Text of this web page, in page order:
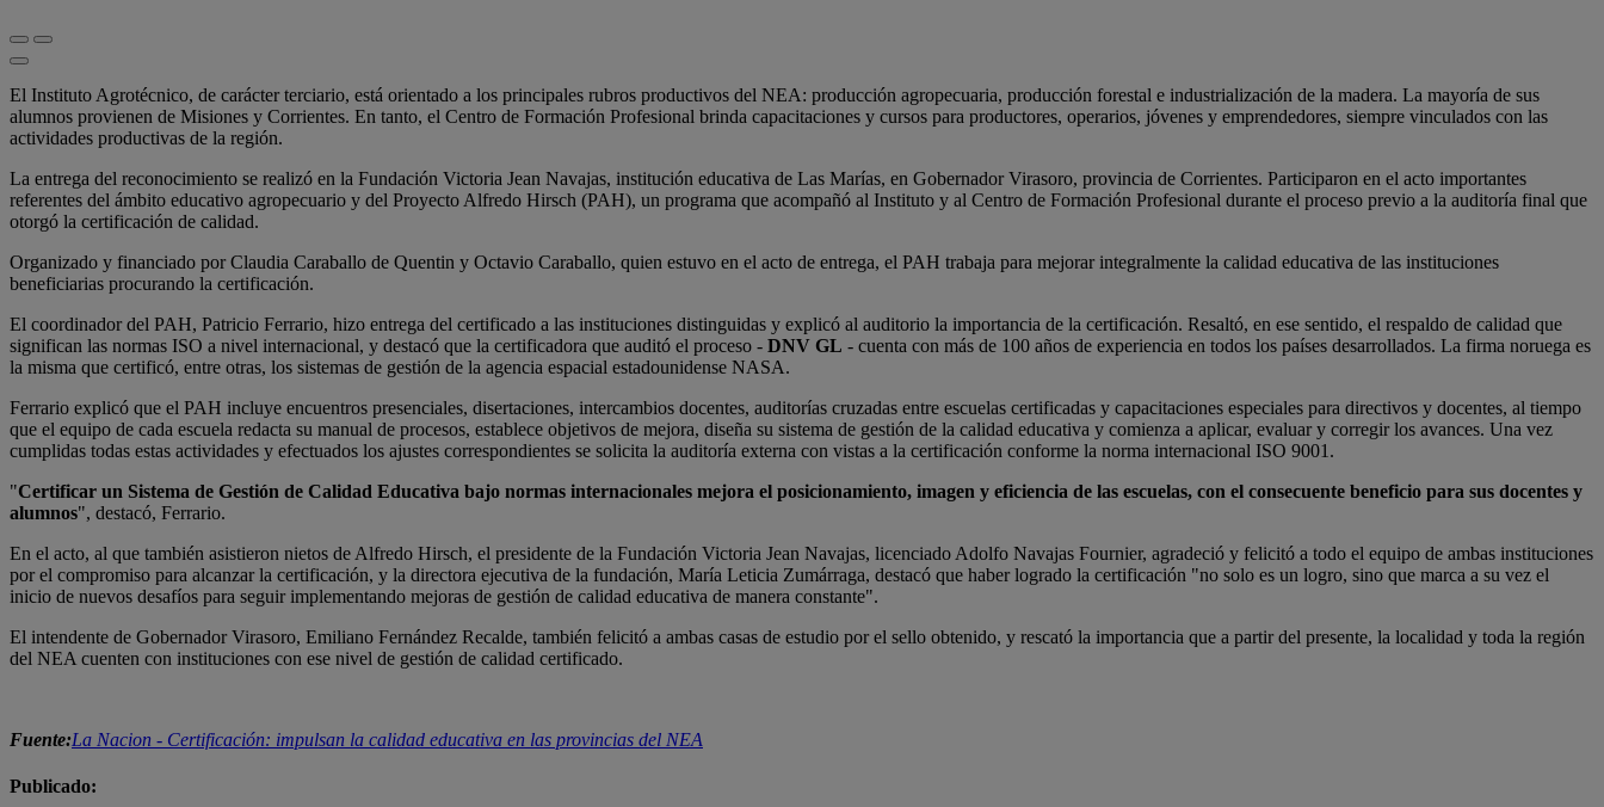
El Instituto Agrotécnico, de carácter terciario, está orientado a los principales rubros productivos del NEA: producción agropecuaria, producción forestal e industrialización de la madera. La mayoría de sus
alumnos provienen de Misiones y Corrientes. En tanto, el Centro de Formación Profesional brinda capacitaciones y cursos para productores, operarios, jóvenes y emprendedores, siempre vinculados con las
actividades productivas de la región.
La entrega del reconocimiento se realizó en la Fundación Victoria Jean Navajas, institución educativa de Las Marías, en Gobernador Virasoro, provincia de Corrientes. Participaron en el acto importantes
referentes del ámbito educativo agropecuario y del Proyecto Alfredo Hirsch (PAH), un programa que acompañó al Instituto y al Centro de Formación Profesional durante el proceso previo a la auditoría final que
otorgó la certificación de calidad.
Organizado y financiado por Claudia Caraballo de Quentin y Octavio Caraballo, quien estuvo en el acto de entrega, el PAH trabaja para mejorar integralmente la calidad educativa de las instituciones
beneficiarias procurando la certificación.
El coordinador del PAH, Patricio Ferrario, hizo entrega del certificado a las instituciones distinguidas y explicó al auditorio la importancia de la certificación. Resaltó, en ese sentido, el respaldo de calidad que
significan las normas ISO a nivel internacional, y destacó que la certificadora que auditó el proceso - DNV GL - cuenta con más de 100 años de experiencia en todos los países desarrollados. La firma noruega es
la misma que certificó, entre otras, los sistemas de gestión de la agencia espacial estadounidense NASA.
Ferrario explicó que el PAH incluye encuentros presenciales, disertaciones, intercambios docentes, auditorías cruzadas entre escuelas certificadas y capacitaciones especiales para directivos y docentes, al tiempo
que el equipo de cada escuela redacta su manual de procesos, establece objetivos de mejora, diseña su sistema de gestión de la calidad educativa y comienza a aplicar, evaluar y corregir los avances. Una vez
cumplidas todas estas actividades y efectuados los ajustes correspondientes se solicita la auditoría externa con vistas a la certificación conforme la norma internacional ISO 9001.
"Certificar un Sistema de Gestión de Calidad Educativa bajo normas internacionales mejora el posicionamiento, imagen y eficiencia de las escuelas, con el consecuente beneficio para sus docentes y
alumnos", destacó, Ferrario.
En el acto, al que también asistieron nietos de Alfredo Hirsch, el presidente de la Fundación Victoria Jean Navajas, licenciado Adolfo Navajas Fournier, agradeció y felicitó a todo el equipo de ambas instituciones
por el compromiso para alcanzar la certificación, y la directora ejecutiva de la fundación, María Leticia Zumárraga, destacó que haber logrado la certificación "no solo es un logro, sino que marca a su vez el
inicio de nuevos desafíos para seguir implementando mejoras de gestión de calidad educativa de manera constante".
El intendente de Gobernador Virasoro, Emiliano Fernández Recalde, también felicitó a ambas casas de estudio por el sello obtenido, y rescató la importancia que a partir del presente, la localidad y toda la región
del NEA cuenten con instituciones con ese nivel de gestión de calidad certificado.
Fuente:La Nacion - Certificación: impulsan la calidad educativa en las provincias del NEA
Publicado: